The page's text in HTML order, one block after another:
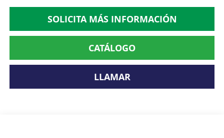
SOLICITA MÁS INFORMACIÓN
CATÁLOGO
LLAMAR